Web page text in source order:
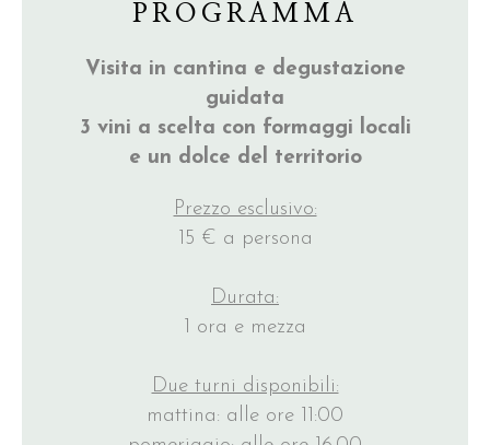
PROGRAMMA
Visita in cantina e degustazione
guidata
3 vini a scelta con formaggi locali
e un dolce del territorio
Prezzo esclusivo:
15 € a persona
Durata:
1 ora e mezza
Due turni disponibili:
mattina: alle ore 11:00